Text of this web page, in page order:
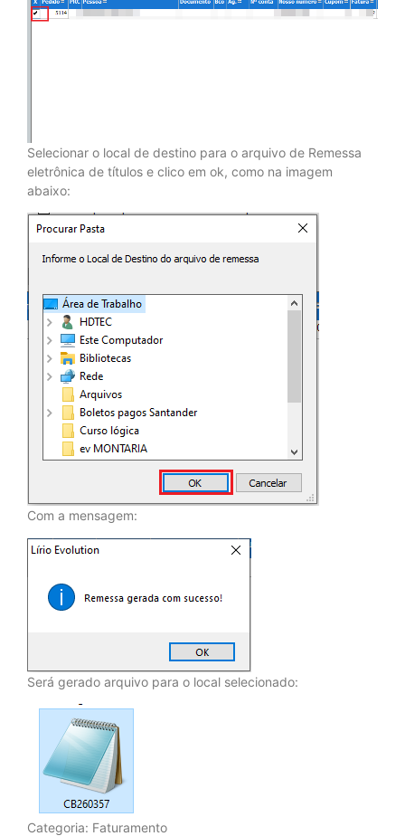
Selecionar o local de destino para o arquivo de Remessa
eletrônica de títulos e clico em ok, como na imagem
abaixo:
Com a mensagem:
Será gerado arquivo para o local selecionado:
Categoria: Faturamento